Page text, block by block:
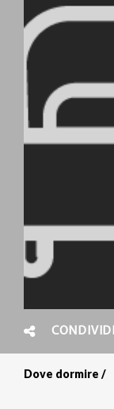
CONDIVIDI
Dove dormire